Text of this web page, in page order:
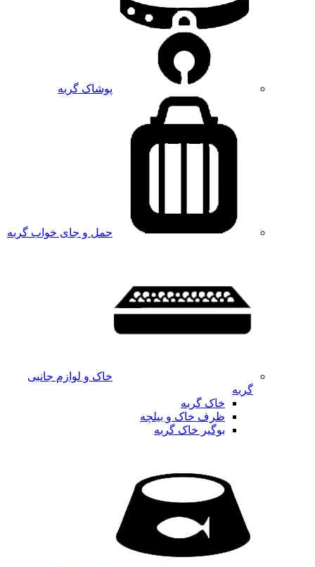
پوشاک گربه
حمل و جای خواب گربه
خاک و لوازم جانبی
گربه
خاک گربه
ظرف خاک و بیلچه
بوگیر خاک گربه